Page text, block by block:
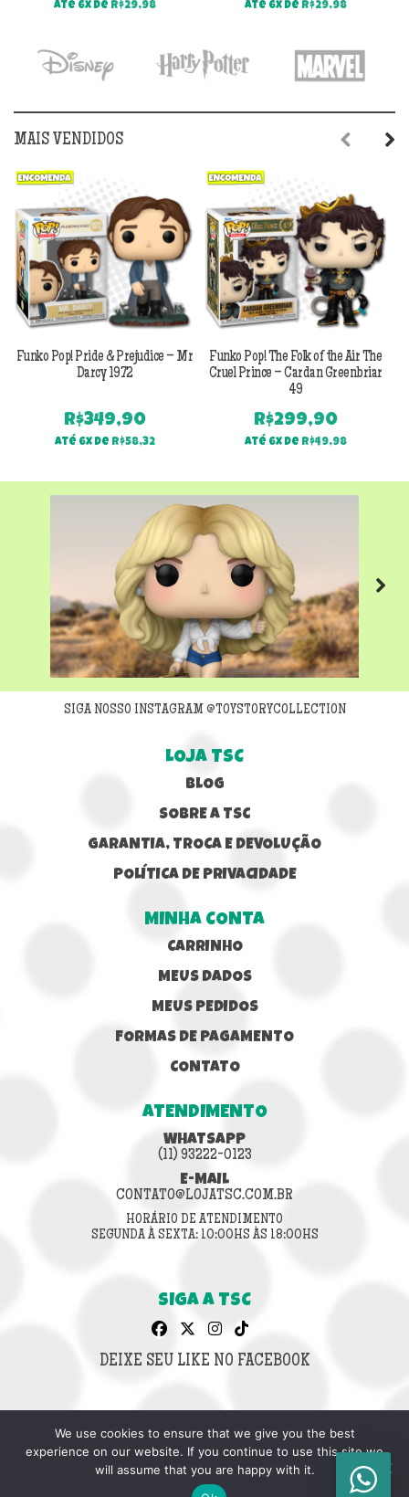
Até 6x de R$29,98 Até 6x de R$29,98
MAIS VENDIDOS
Funko Pop! Pride & Prejudice – Mr
Darcy 1972
R$349,90
Até 6x de R$58,32
Funko Pop! The Folk of the Air The
Cruel Prince – Cardan Greenbriar
49
R$299,90
Até 6x de R$49,98
Next
SIGA NOSSO INSTAGRAM @TOYSTORYCOLLECTION
LOJA TSC
BLOG
SOBRE A TSC
GARANTIA, TROCA E DEVOLUÇÃO
POLÍTICA DE PRIVACIDADE
MINHA CONTA
CARRINHO
MEUS DADOS
MEUS PEDIDOS
FORMAS DE PAGAMENTO
CONTATO
ATENDIMENTO
WHATSAPP
(11) 93222-0123
E-MAIL
CONTATO@LOJATSC.COM.BR
HORÁRIO DE ATENDIMENTO
SEGUNDA À SEXTA: 10:00HS ÀS 18:00HS
SIGA A TSC
DEIXE SEU LIKE NO FACEBOOK
CNPJ: 42.636.853/0001-64
© 2026 LOJA TSC.
TODOS OS DIREITOS RESERVADOS.
We use cookies to ensure that we give you the best
experience on our website. If you continue to use this site we
will assume that you are happy with it.